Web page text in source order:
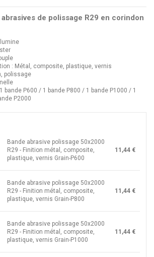
de polissage R29 en corindon
: Métal, composite, plastique, vernis
polissage
bande P600 / 1 bande P800 / 1 bande P1000 / 1
P2000
Bande abrasive polissage 50x2000
R29 - Finition métal, composite,
plastique, vernis Grain-P600
11,44 €
Bande abrasive polissage 50x2000
R29 - Finition métal, composite,
plastique, vernis Grain-P800
11,44 €
Bande abrasive polissage 50x2000
R29 - Finition métal, composite,
plastique, vernis Grain-P1000
11,44 €